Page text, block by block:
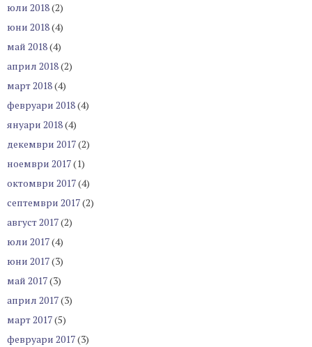
юли 2018(2)
юни 2018(4)
май 2018(4)
април 2018(2)
март 2018(4)
февруари 2018(4)
януари 2018(4)
декември 2017(2)
ноември 2017(1)
октомври 2017(4)
септември 2017(2)
август 2017(2)
юли 2017(4)
юни 2017(3)
май 2017(3)
април 2017(3)
март 2017(5)
февруари 2017(3)